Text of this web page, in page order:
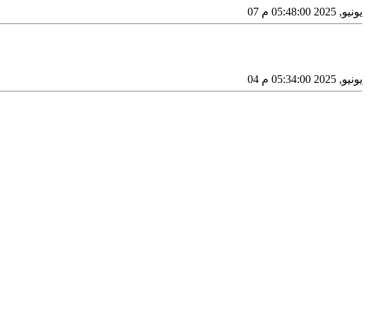
07 يونيو, 2025 05:48:00 م
04 يونيو, 2025 05:34:00 م